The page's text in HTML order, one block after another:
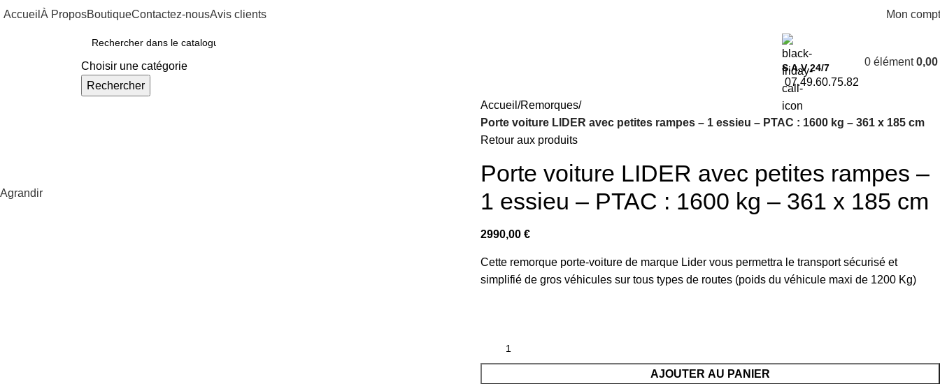
Accueil À ProposBoutiqueContactez-nousAvis clients Mon
Choisir une catégorie
Rechercher
S.A.V 24/7
07.49.60.75.82
0 élément 0,00
Agrandir
Accueil Remorques
Porte voiture LIDER avec petites rampes – 1 essieu – PTAC : 1600 kg – 361 x 185 cm
Retour aux produits
Porte voiture LIDER avec petites rampes –
1 essieu – PTAC : 1600 kg – 361 x 185 cm
2990,00 €
Cette remorque porte-voiture de marque Lider vous permettra le transport sécurisé et
simplifié de gros véhicules sur tous types de routes (poids du véhicule maxi de 1200 Kg)
AJOUTER AU PANIER